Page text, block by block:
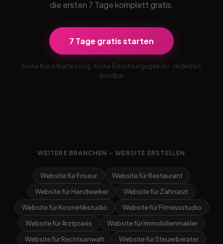
die ersten 7 Tage komplett gratis.
7 Tage gratis starten
Keine Kreditkarte nötig · Keine Einrichtungsgebühr · Jederzeit
kündbar
WEITERE BRANCHEN – WEBSITE ERSTELLEN
Website für Friseur
Website für Restaurant
Website für Handwerker
Website für Zahnarzt
Website für Kosmetikstudio
Website für Fitnessstudio
Website für Arztpraxis
Website für Immobilienmakler
Website für Rechtsanwalt
Website für Steuerberater